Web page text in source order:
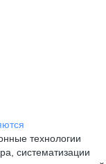
технологии
систематизации